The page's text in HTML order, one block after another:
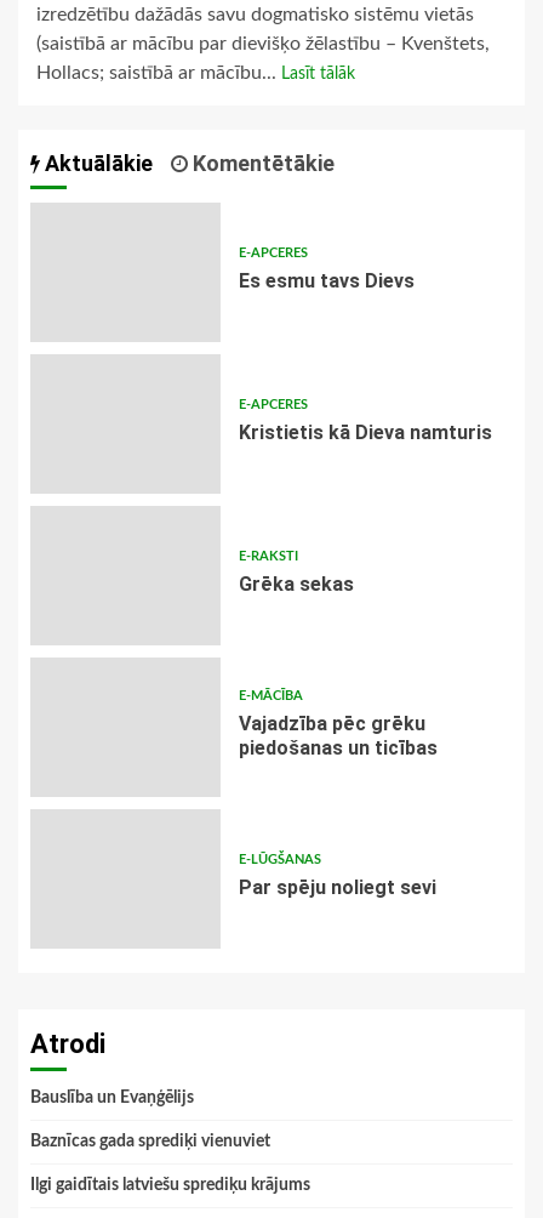
izredzētību dažādās savu dogmatisko sistēmu vietās
(saistībā ar mācību par dievišķo žēlastību – Kvenštets,
Hollacs; saistībā ar mācību... Lasīt tālāk
Aktuālākie Komentētākie
E-APCERES
Es esmu tavs Dievs
E-APCERES
Kristietis kā Dieva namturis
E-RAKSTI
Grēka sekas
E-MĀCĪBA
Vajadzība pēc grēku
piedošanas un ticības
E-LŪGŠANAS
Par spēju noliegt sevi
Atrodi
Bauslība un Evaņģēlijs
Baznīcas gada sprediķi vienuviet
Ilgi gaidītais latviešu sprediķu krājums